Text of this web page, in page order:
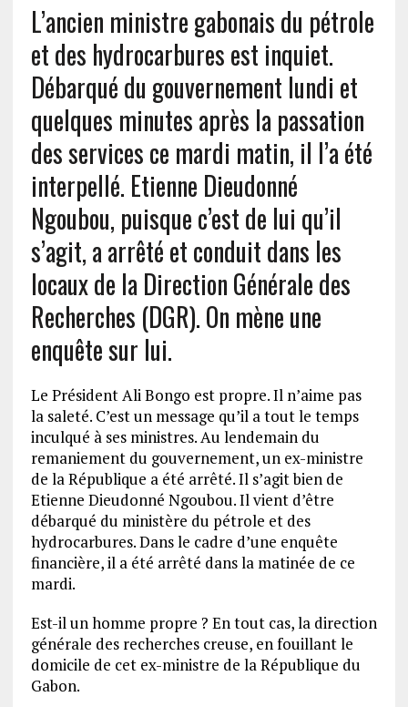
L’ancien ministre gabonais du pétrole
et des hydrocarbures est inquiet.
Débarqué du gouvernement lundi et
quelques minutes après la passation
des services ce mardi matin, il l’a été
interpellé. Etienne Dieudonné
Ngoubou, puisque c’est de lui qu’il
s’agit, a arrêté et conduit dans les
locaux de la Direction Générale des
Recherches (DGR). On mène une
enquête sur lui.
Le Président Ali Bongo est propre. Il n’aime pas
la saleté. C’est un message qu’il a tout le temps
inculqué à ses ministres. Au lendemain du
remaniement du gouvernement, un ex-ministre
de la République a été arrêté. Il s’agit bien de
Etienne Dieudonné Ngoubou. Il vient d’être
débarqué du ministère du pétrole et des
hydrocarbures. Dans le cadre d’une enquête
financière, il a été arrêté dans la matinée de ce
mardi.
Est-il un homme propre ? En tout cas, la direction
générale des recherches creuse, en fouillant le
domicile de cet ex-ministre de la République du
Gabon.